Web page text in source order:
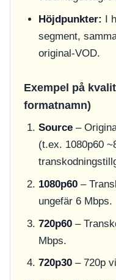
Höjdpunkter: I
segment,
original-VOD.
Exempel på
formatnamn)
Source–
(t.ex. 1080p60
1080p60–
ungefär 6 Mbps.
720p60–
Mbps.
720p30– 720p